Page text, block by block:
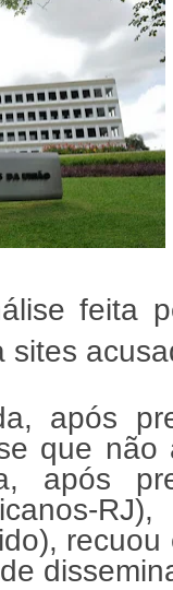
feita
sites
após
que
após